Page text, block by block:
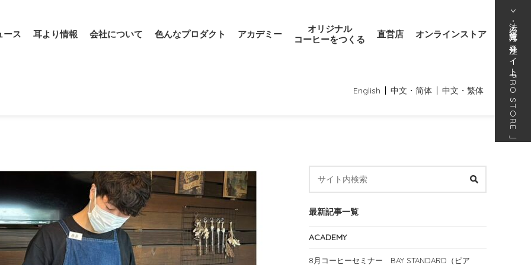
ース 耳より情報 会社について 色んなプロダクト アカデミー
オリジナル
コーヒーをつくる
直営店 オンラインストア
English 中文・简体 中文・繁体
法人･得意先向け発注サイト
PRO STORE
最新記事一覧
ACADEMY
8月コーヒーセミナー BAY STANDARD（ピア